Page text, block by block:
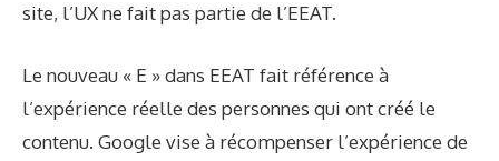
site, l’UX ne fait pas partie de l’EEAT.
Le nouveau « E » dans EEAT fait référence à
l’expérience réelle des personnes qui ont créé le
contenu. Google vise à récompenser l’expérience de